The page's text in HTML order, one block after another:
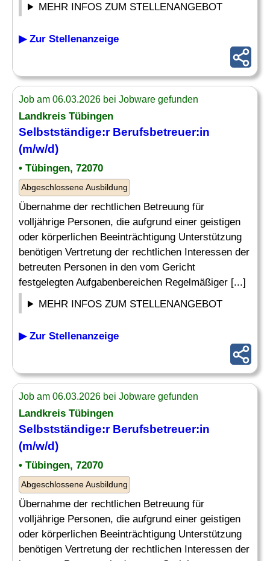
MEHR INFOS ZUM STELLENANGEBOT
▶ Zur Stellenanzeige
Job am 06.03.2026 bei Jobware gefunden
Landkreis Tübingen
Selbstständige:r Berufsbetreuer:in
(m/w/d)
• Tübingen, 72070
Abgeschlossene Ausbildung
Übernahme der rechtlichen Betreuung für
volljährige Personen, die aufgrund einer geistigen
oder körperlichen Beeinträchtigung Unterstützung
benötigen Vertretung der rechtlichen Interessen der
betreuten Personen in den vom Gericht
festgelegten Aufgabenbereichen Regelmäßiger [...]
MEHR INFOS ZUM STELLENANGEBOT
▶ Zur Stellenanzeige
Job am 06.03.2026 bei Jobware gefunden
Landkreis Tübingen
Selbstständige:r Berufsbetreuer:in
(m/w/d)
• Tübingen, 72070
Abgeschlossene Ausbildung
Übernahme der rechtlichen Betreuung für
volljährige Personen, die aufgrund einer geistigen
oder körperlichen Beeinträchtigung Unterstützung
benötigen Vertretung der rechtlichen Interessen der